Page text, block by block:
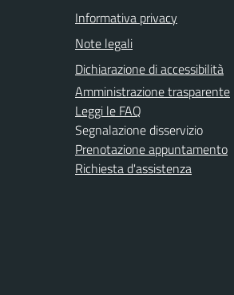
Informativa privacy
Note legali
Dichiarazione di accessibilità
Amministrazione trasparente
Leggi le FAQ
Segnalazione disservizio
Prenotazione appuntamento
Richiesta d'assistenza